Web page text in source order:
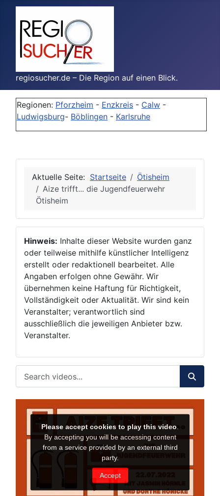
regiosucher.de – Die Region auf einen Blick.
Regionen: Pforzheim - Enzkreis - Calw -
Ludwigsburg- Böblingen - Karlsruhe
Aktuelle Seite: Startseite
Ötisheim
Aize trifft... die Jugendfeuerwehr
Ötisheim
Hinweis: Inhalte dieser Website wurden ganz
oder teilweise mithilfe künstlicher Intelligenz
erstellt oder redaktionell bearbeitet. Alle
Angaben erfolgen ohne Gewähr. Wir
übernehmen keine Haftung für Richtigkeit,
Vollständigkeit oder Aktualität. Wir sind kein
Veranstalter; verantwortlich sind
ausschließlich die jeweiligen Anbieter bzw.
Veranstalter.